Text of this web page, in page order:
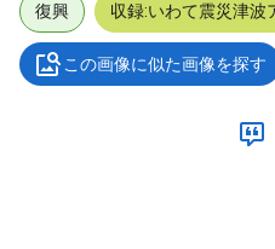
復興 収録:いわて震災津波
この画像に似た画像を探す